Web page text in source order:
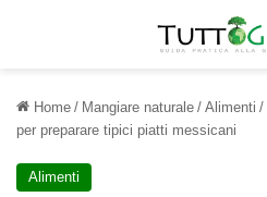
Home / Mangiare naturale / Alimenti /
per preparare tipici piatti messicani
Alimenti